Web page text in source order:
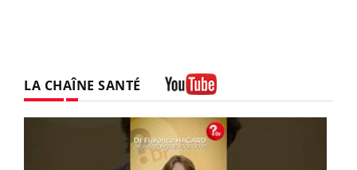
LA CHAÎNE SANTÉ